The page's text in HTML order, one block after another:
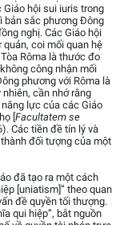
hội sui iuris trong
bản sắc phương Đông
nghị. Các Giáo hội
quản, coi mối quan hệ
Rôma là thước đo
công nhận mối
phương với Rôma là
cần nhớ rằng
lực của các Giáo
[Facultatem se
Các tiền đề tín lý và
đối tượng của một
đã tạo ra một cách
[uniatism]” theo quan
đề quyền tối thượng.
qui hiệp”, bắt nguồn